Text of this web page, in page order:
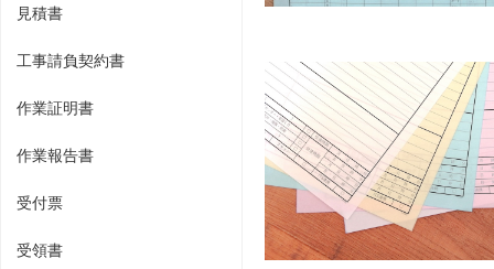
見積書
工事請負契約書
作業証明書
作業報告書
受付票
受領書